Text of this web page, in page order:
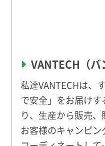
VANTECH（バ
私達VANTECHは、
で安全」をお届け
り、生産から販売、
お客様のキャンピ